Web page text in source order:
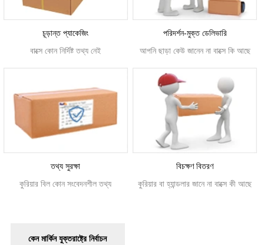
চূড়ান্ত প্যাকেজিং
বাক্সে কোন নির্দিষ্ট তথ্য নেই
পরিদর্শন-মুক্ত ডেলিভারি
আপনি ছাড়া কেউ জানেন না বাক্সে কি আছে
তথ্য সুরক্ষা
কুরিয়ার বিল কোন সংবেদনশীল তথ্য
বিচক্ষণ বিতরণ
কুরিয়ার বা হ্যান্ডলার জানে না বাক্সে কী আছে
কেন মার্কিন যুক্তরাষ্ট্রে নির্বাচন